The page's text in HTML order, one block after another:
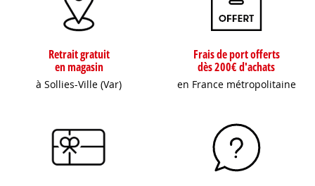
Retrait gratuit
en magasin
à Sollies-Ville (Var)
Frais de port offerts
dès 200€ d'achats
en France métropolitaine